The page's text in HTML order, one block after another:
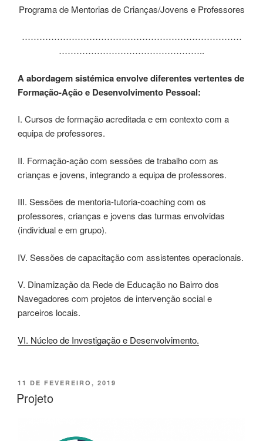
Programa de Mentorias de Crianças/Jovens e Professores
…………………………………………………………………
…………………………………………..
A abordagem sistémica envolve diferentes vertentes de
Formação-Ação e Desenvolvimento Pessoal:
I. Cursos de formação acreditada e em contexto com a
equipa de professores.
II. Formação-ação com sessões de trabalho com as
crianças e jovens, integrando a equipa de professores.
III. Sessões de mentoria-tutoria-coaching com os
professores, crianças e jovens das turmas envolvidas
(individual e em grupo).
IV. Sessões de capacitação com assistentes operacionais.
V. Dinamização da Rede de Educação no Bairro dos
Navegadores com projetos de intervenção social e
parceiros locais.
VI. Núcleo de Investigaçãoe Desenvolvimento.
PUBLICADO
EM
11 DE FEVEREIRO, 2019
Projeto